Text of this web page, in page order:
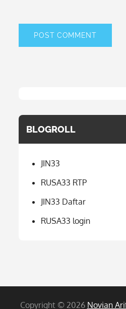
BLOGROLL
JIN33
RUSA33 RTP
JIN33 Daftar
RUSA33 login
Copyright © 2026 Novian